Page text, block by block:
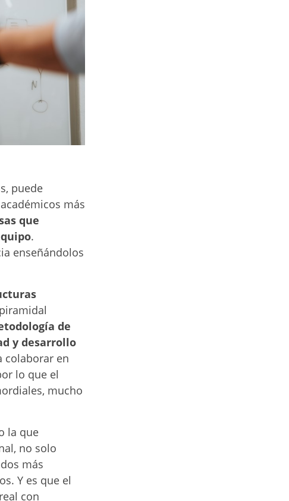
puede
más
que
.
enseñándolos
de
y desarrollo
colaborar en
lo que el
mucho
la que
no solo
más
Y es que el
con